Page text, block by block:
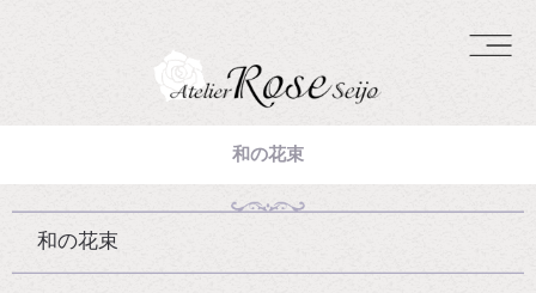
和の花束
和の花束